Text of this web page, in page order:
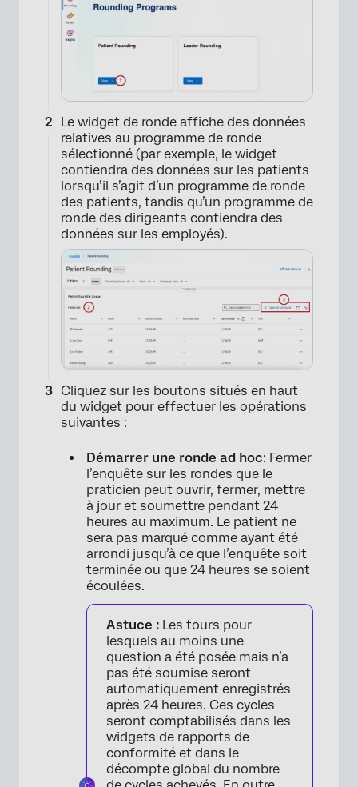
×
Le widget de ronde affiche des données
relatives au programme de ronde
sélectionné (par exemple, le widget
contiendra des données sur les patients
lorsqu’il s’agit d’un programme de ronde
des patients, tandis qu’un programme de
ronde des dirigeants contiendra des
données sur les employés).
×
Cliquez sur les boutons situés en haut
du widget pour effectuer les opérations
suivantes :
Démarrer une ronde ad hoc: Fermer
l’enquête sur les rondes que le
praticien peut ouvrir, fermer, mettre
à jour et soumettre pendant 24
heures au maximum. Le patient ne
sera pas marqué comme ayant été
arrondi jusqu’à ce que l’enquête soit
terminée ou que 24 heures se soient
écoulées.
Astuce : Les tours pour
lesquels au moins une
question a été posée mais n’a
pas été soumise seront
automatiquement enregistrés
après 24 heures. Ces cycles
seront comptabilisés dans les
widgets de rapports de
conformité et dans le
décompte global du nombre